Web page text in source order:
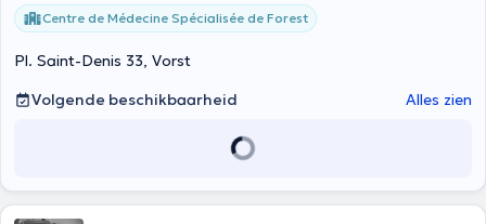
Centre de Médecine Spécialisée de Forest
Pl. Saint-Denis 33, Vorst
Volgende beschikbaarheid
Alles zien